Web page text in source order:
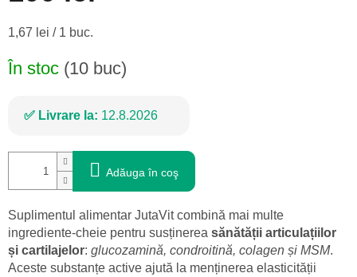
Evaluare
1,67 lei / 1 buc.
În stoc (10 buc)
Livrare la: 12.8.2026
Adăuga în coş
Suplimentul alimentar JutaVit combină mai multe
ingrediente-cheie pentru susținerea sănătății articulațiilor
și cartilajelor: glucozamină, condroitină, colagen și MSM.
Aceste substanțe active ajută la menținerea elasticității